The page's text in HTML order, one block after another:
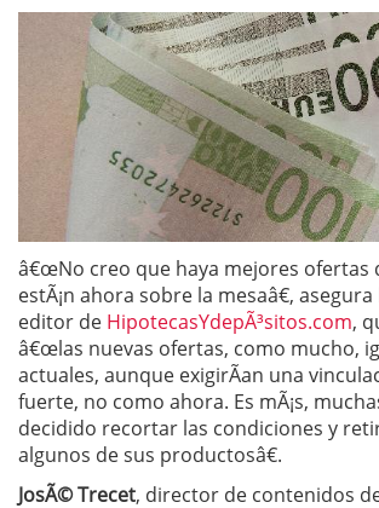
â€œNo creo que haya mejores ofertas
estÃ¡n ahora sobre la mesaâ€, asegura
editor de HipotecasYdepÃ³sitos.com,
â€œlas nuevas ofertas, como mucho,
actuales, aunque exigirÃ­an una
fuerte, no como ahora. Es mÃ¡s,
decidido recortar las condiciones y
algunos de sus productosâ€.
JosÃ© Trecet, director de contenidos